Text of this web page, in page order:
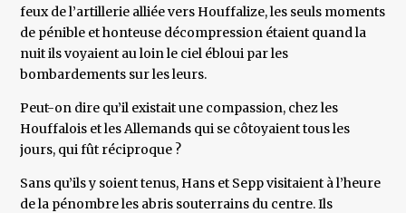
feux de l’artillerie alliée vers Houffalize, les seuls moments
de pénible et honteuse décompression étaient quand la
nuit ils voyaient au loin le ciel ébloui par les
bombardements sur les leurs.
Peut-on dire qu’il existait une compassion, chez les
Houffalois et les Allemands qui se côtoyaient tous les
jours, qui fût réciproque ?
Sans qu’ils y soient tenus, Hans et Sepp visitaient à l’heure
de la pénombre les abris souterrains du centre. Ils